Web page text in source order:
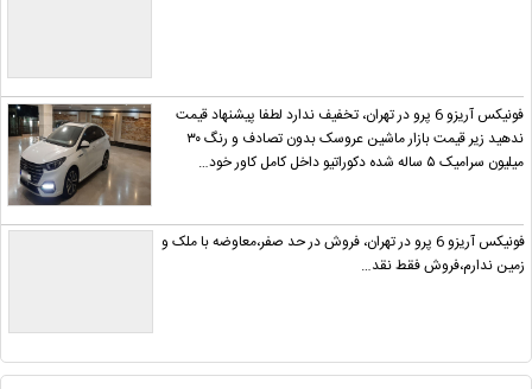
فونیکس آریزو 6 پرو در تهران، تخفیف ندارد لطفا پیشنهاد قیمت
ندهید زیر قیمت بازار ماشین عروسک بدون تصادف و رنگ ۳۰
میلیون سرامیک ۵ ساله شده دکوراتیو داخل کامل کاور خود…
فونیکس آریزو 6 پرو در تهران، فروش در حد صفر،معاوضه با ملک و
زمین ندارم،فروش فقط نقد…